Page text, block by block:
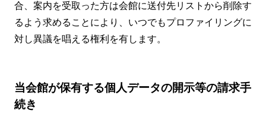
合、案内を受取った方は会館に送付先リストから削除す
るよう求めることにより、いつでもプロファイリングに
対し異議を唱える権利を有します。
当会館が保有する個人データの開示等の請求手
続き